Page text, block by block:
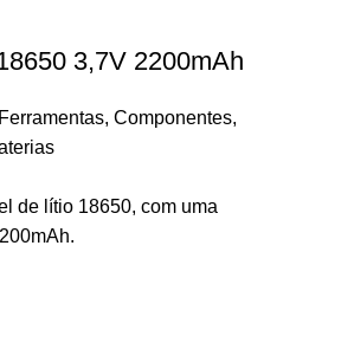
3,7V 2200mAh
, Componentes,
de lítio 18650, com uma